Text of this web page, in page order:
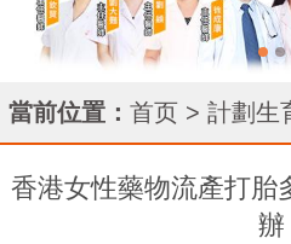
當前位置： 首页 > 計劃生
香港女性藥物流產打胎
辦